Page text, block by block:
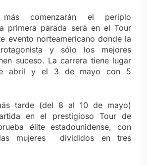
comenzarán el periplo
primera parada será en el Tour
evento norteamericano donde la
y sólo los mejores
suceso. La carrera tiene lugar
abril y el 3 de mayo con 5
tarde (del 8 al 10 de mayo)
en el prestigioso Tour de
élite estadounidense, con
mujeres divididos en tres